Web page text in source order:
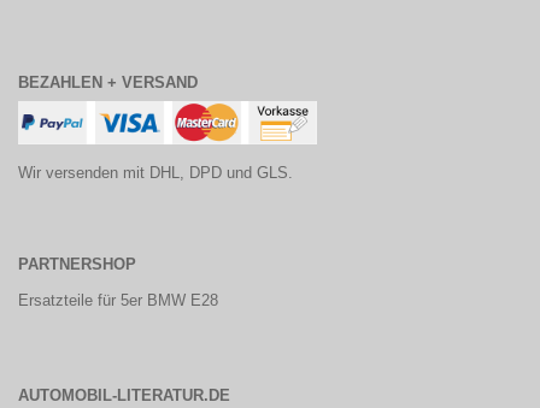
BEZAHLEN + VERSAND
Wir versenden mit DHL, DPD und GLS.
PARTNERSHOP
Ersatzteile für 5er BMW E28
AUTOMOBIL-LITERATUR.DE